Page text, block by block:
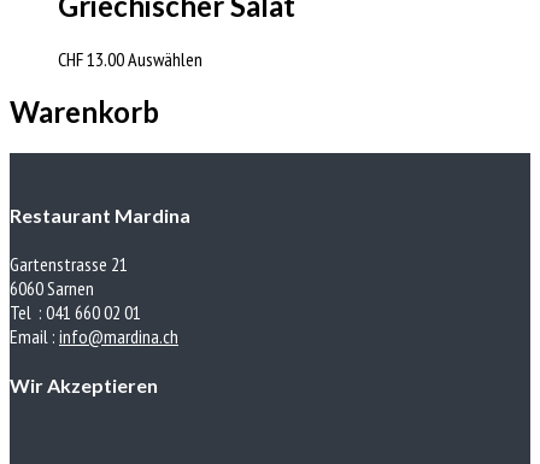
CHF13.00Auswählen
Warenkorb
Restaurant Mardina
Gartenstrasse 21
6060 Sarnen
Tel : 041 660 02 01
Email : info@mardina.ch
Wir Akzeptieren